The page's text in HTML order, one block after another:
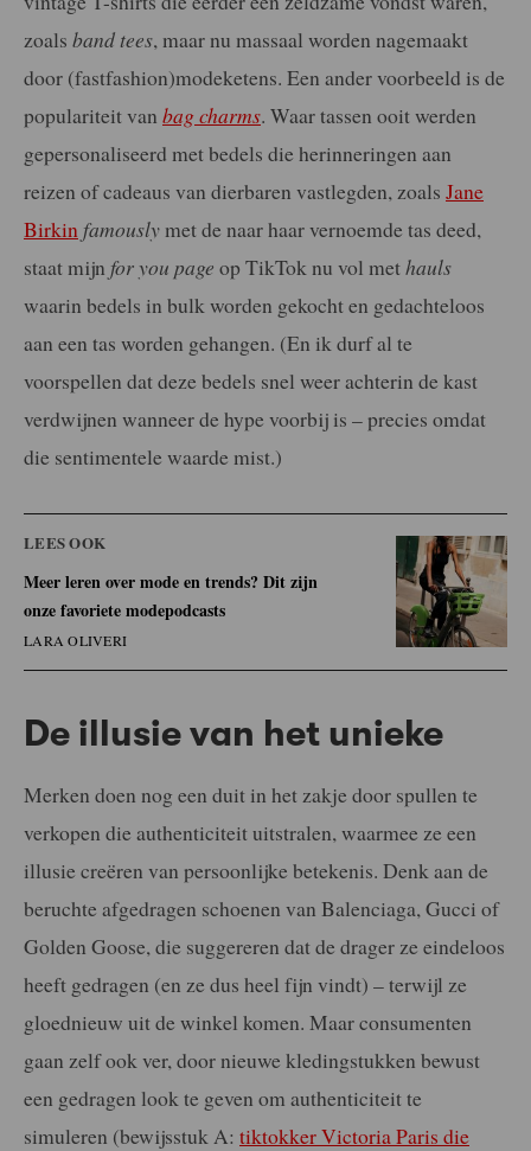
zoals band tees, maar nu massaal worden nagemaakt
door (fastfashion)modeketens. Een ander voorbeeld is de
populariteit van bag charms. Waar tassen ooit werden
gepersonaliseerd met bedels die herinneringen aan
reizen of cadeaus van dierbaren vastlegden, zoals Jane
Birkin famously met de naar haar vernoemde tas deed,
staat mijn for you page op TikTok nu vol methauls
waarin bedels in bulk worden gekocht en gedachteloos
aan een tas worden gehangen. (En ik durf al te
voorspellen dat deze bedels snel weer achterin de kast
verdwijnen wanneer de hype voorbij is – precies omdat
die sentimentele waarde mist.)
LEES OOK
Meer leren over mode en trends? Dit zijn
onze favoriete modepodcasts
LARA OLIVERI
De illusie van het unieke
Merken doen nog een duit in het zakje door spullen te
verkopen die authenticiteit uitstralen, waarmee ze een
illusie creëren van persoonlijke betekenis. Denk aan de
beruchte afgedragen schoenen van Balenciaga, Gucci of
Golden Goose, die suggereren dat de drager ze eindeloos
heeft gedragen (en ze dus heel fijn vindt) – terwijl ze
gloednieuw uit de winkel komen. Maar consumenten
gaan zelf ook ver, door nieuwe kledingstukken bewust
een gedragen look te geven om authenticiteit te
simuleren (bewijsstuk A: tiktokker Victoria Paris die